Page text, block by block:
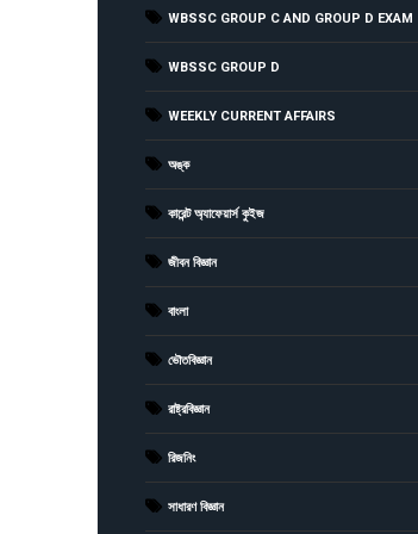
WBSSC GROUP C AND GROUP D EXAM
WBSSC GROUP D
WEEKLY CURRENT AFFAIRS
অঙ্ক
কারেন্ট অ্যাফেয়ার্স কুইজ
জীবন বিজ্ঞান
বাংলা
ভৌতবিজ্ঞান
রাষ্ট্রবিজ্ঞান
রিজনিং
সাধারণ বিজ্ঞান